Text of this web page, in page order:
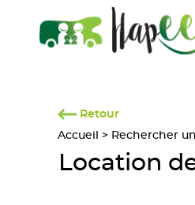
Retour
Accueil
> Rechercher
Location